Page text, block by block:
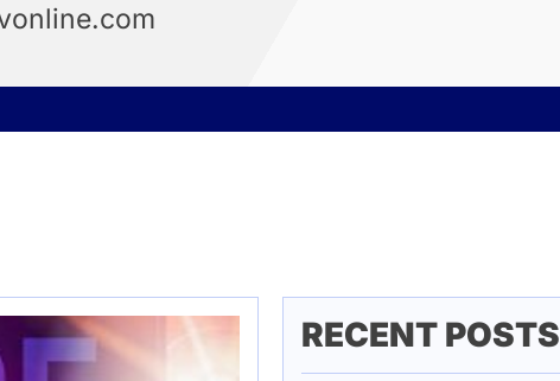
RECENT POSTS